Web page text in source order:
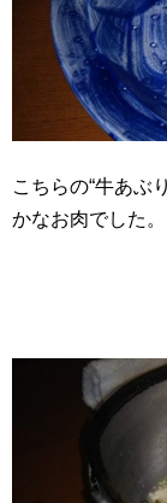
こちらの“牛あぶ
かなお肉でした。